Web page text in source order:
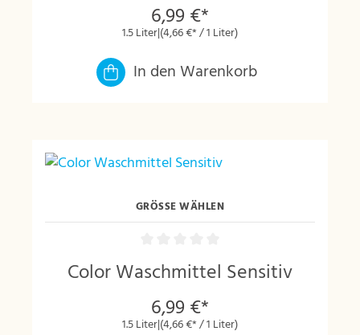
6,99 €*
1.5 Liter|(4,66 €* / 1 Liter)
In den Warenkorb
GRÖSSE WÄHLEN
Color Waschmittel Sensitiv
6,99 €*
1.5 Liter|(4,66 €* / 1 Liter)